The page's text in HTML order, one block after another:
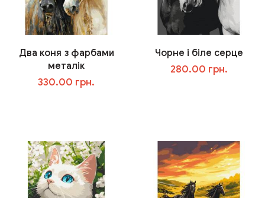
Два коня з фарбами
металік
330.00 грн.
Чорне і біле серце
280.00 грн.